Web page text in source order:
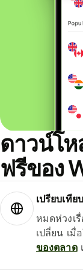
ดาวน์โ
ฟรีของ
เปรียบเที
หมดห่วงเ
เปลี่ยน เมื่
ของตลาด